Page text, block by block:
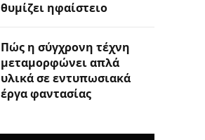
θυμίζει ηφαίστειο
Πώς η σύγχρονη τέχνη
μεταμορφώνει απλά
υλικά σε εντυπωσιακά
έργα φαντασίας